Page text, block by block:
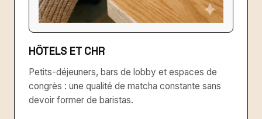
HÔTELS ET CHR
Petits-déjeuners, bars de lobby et espaces de
congrès : une qualité de matcha constante sans
devoir former de baristas.